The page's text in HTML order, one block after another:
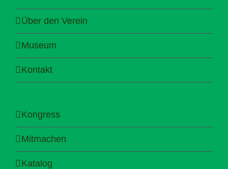
Über den Verein
Museum
Kontakt
Kongress
Mitmachen
Katalog